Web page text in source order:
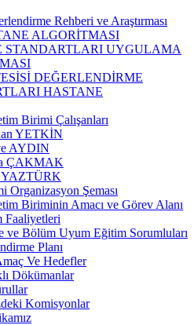
Rehberi ve Araştırması
ALGORİTMASI
STANDARTLARI UYGULAMA
DEĞERLENDİRME
HASTANE
Birimi Çalışanları
YETKİN
AYDIN
ÇAKMAK
YAZTÜRK
Organizasyon Şeması
Biriminin Amacı ve Görev Alanı
Faaliyetleri
ve Bölüm Uyum Eğitim Sorumluları
Planı
Ve Hedefler
Dökümanlar
Komisyonlar